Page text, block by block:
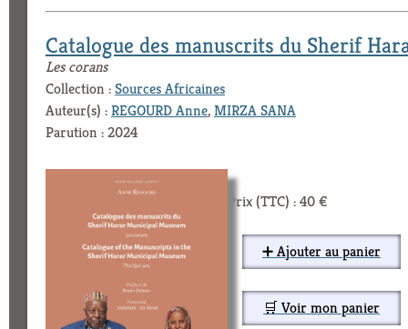
Catalogue des manuscrits du Sherif
Les corans
Collection :Sources Africaines
Auteur(s) :REGOURD Anne,MIRZA SANA
Parution : 2024
Prix (TTC) : 40 €
➕ Ajouter au panier
🛒 Voir mon panier